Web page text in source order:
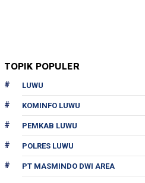
TOPIK POPULER
LUWU
KOMINFO LUWU
PEMKAB LUWU
POLRES LUWU
PT MASMINDO DWI AREA